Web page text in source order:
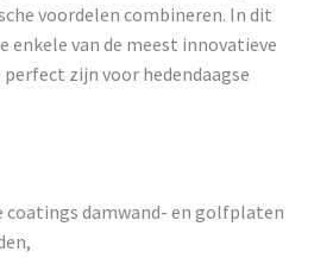
voordelen combineren. In dit
enkele van de meest innovatieve
zijn voor hedendaagse
coatings damwand- en golfplaten